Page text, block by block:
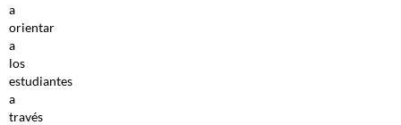
a
orientar
a
los
estudiantes
a
través